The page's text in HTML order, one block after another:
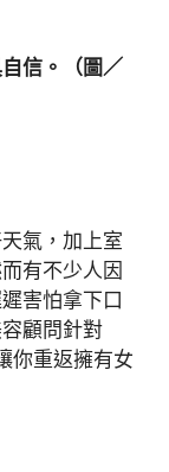
信。（圖／
氣，加上室
有不少人因
害怕拿下口
顧問針對
你重返擁有女